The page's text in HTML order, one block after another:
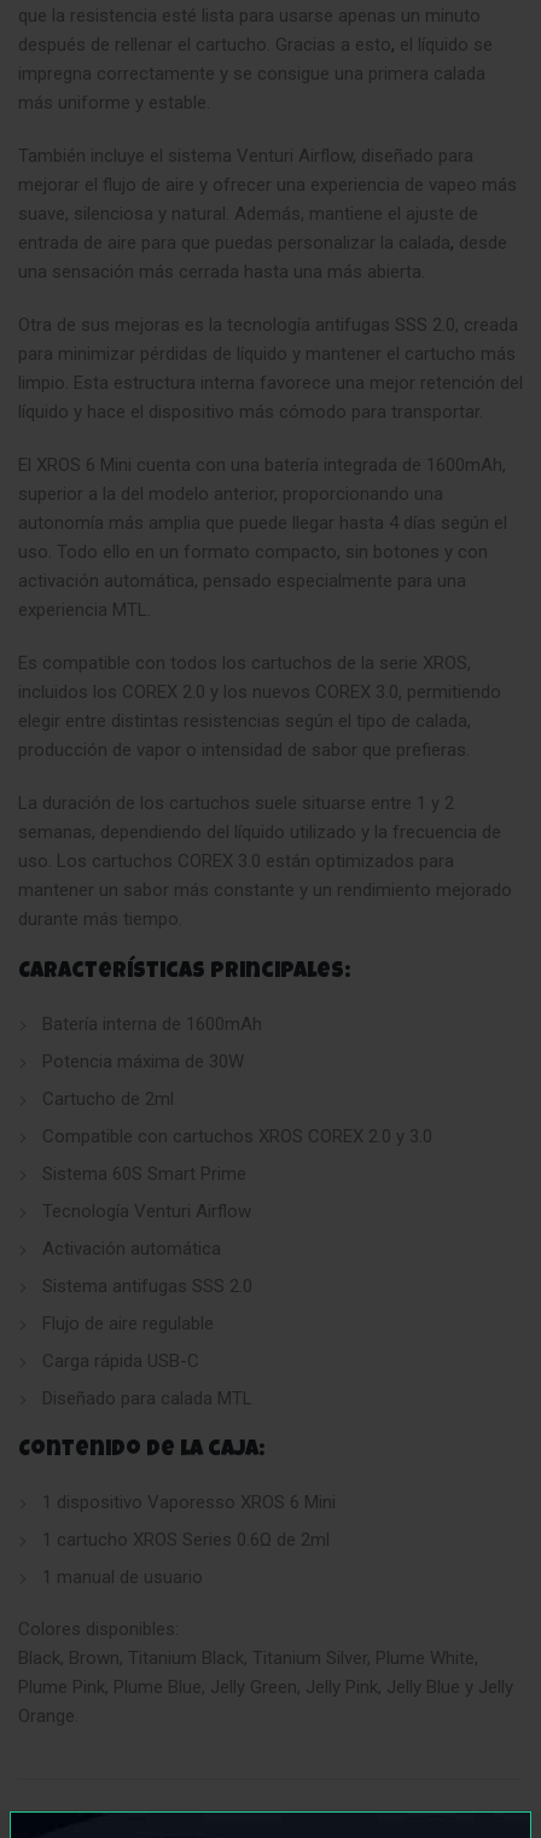
que la resistencia esté lista para usarse apenas un minuto
después de rellenar el cartucho. Gracias a esto, el líquido se
impregna correctamente y se consigue una primera calada
más uniforme y estable.
También incluye el sistema Venturi Airflow, diseñado para
mejorar el flujo de aire y ofrecer una experiencia de vapeo más
suave, silenciosa y natural. Además, mantiene el ajuste de
entrada de aire para que puedas personalizar la calada, desde
una sensación más cerrada hasta una más abierta.
Otra de sus mejoras es la tecnología antifugas SSS 2.0, creada
para minimizar pérdidas de líquido y mantener el cartucho más
limpio. Esta estructura interna favorece una mejor retención del
líquido y hace el dispositivo más cómodo para transportar.
El XROS 6 Mini cuenta con una batería integrada de 1600mAh,
superior a la del modelo anterior, proporcionando una
autonomía más amplia que puede llegar hasta 4 días según el
uso. Todo ello en un formato compacto, sin botones y con
activación automática, pensado especialmente para una
experiencia MTL.
Es compatible con todos los cartuchos de la serie XROS,
incluidos los COREX 2.0 y los nuevos COREX 3.0, permitiendo
elegir entre distintas resistencias según el tipo de calada,
producción de vapor o intensidad de sabor que prefieras.
La duración de los cartuchos suele situarse entre 1 y 2
semanas, dependiendo del líquido utilizado y la frecuencia de
uso. Los cartuchos COREX 3.0 están optimizados para
mantener un sabor más constante y un rendimiento mejorado
durante más tiempo.
Características principales:
Batería interna de 1600mAh
Potencia máxima de 30W
Cartucho de 2ml
Compatible con cartuchos XROS COREX 2.0 y 3.0
Sistema 60S Smart Prime
Tecnología Venturi Airflow
Activación automática
Sistema antifugas SSS 2.0
Flujo de aire regulable
Carga rápida USB-C
Diseñado para calada MTL
Contenido de la caja:
1 dispositivo Vaporesso XROS 6 Mini
1 cartucho XROS Series 0.6Ω de 2ml
1 manual de usuario
Colores disponibles:
Black, Brown, Titanium Black, Titanium Silver, Plume White,
Plume Pink, Plume Blue, Jelly Green, Jelly Pink, Jelly Blue y Jelly
Orange.